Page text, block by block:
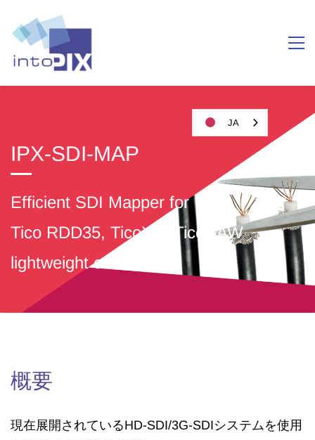
IPX-SDI-MAP
Efficient SDI Mapper for
Tico RDD35, TicoXS, TicoRAW
lightweight codecs
概要
現在展開されているHD-SDI/3G-SDIシステムを使用
JA